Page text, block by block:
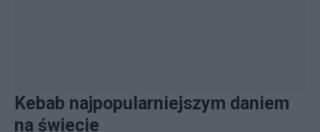
Kebab najpopularniejszym daniem
na świecie